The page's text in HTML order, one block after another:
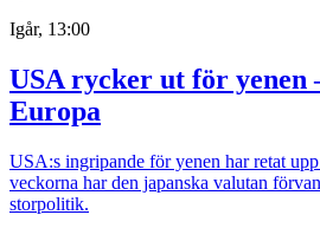
Igår, 13:00
USA rycker ut för yenen
Europa
USA:s ingripande för yenen har retat
veckorna har den japanska valutan
storpolitik.